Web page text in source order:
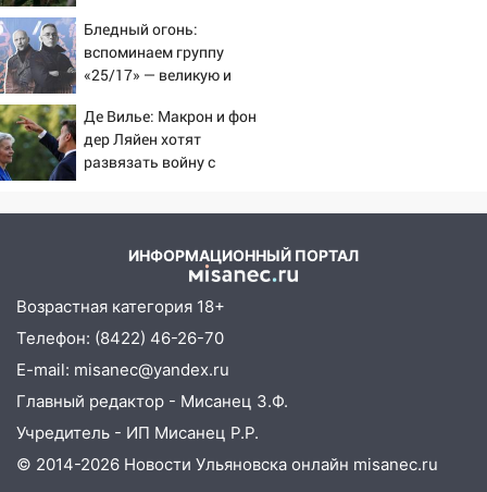
18:11
Ульяновская область стала
пилотным регионом проекта
«Культурное долголетие»
17:23
Прогноз погоды в Ульяновской
области на 8 августа
17:16
В реанимацию Ульяновской
В Чердаклинском районе
и проводят новое освещение
16:35
девять бункеров для крупногабаритного
мусора
16:26 В Ульяновске бесплатно покажут
матч «Волги» под открытым небом
Бледный огонь:
вспоминаем группу
«25/17» — великую и
Де Вилье: Макрон и фон
дер Ляйен хотят
развязать войну с
ИНФОРМАЦИОННЫЙ ПОРТАЛ
Возрастная категория 18+
Телефон: (8422) 46-26-70
E-mail: misanec@yandex.ru
Главный редактор - Мисанец З.Ф.
Учредитель - ИП Мисанец Р.Р.
© 2014-2026 Новости Ульяновска онлайн misanec.ru